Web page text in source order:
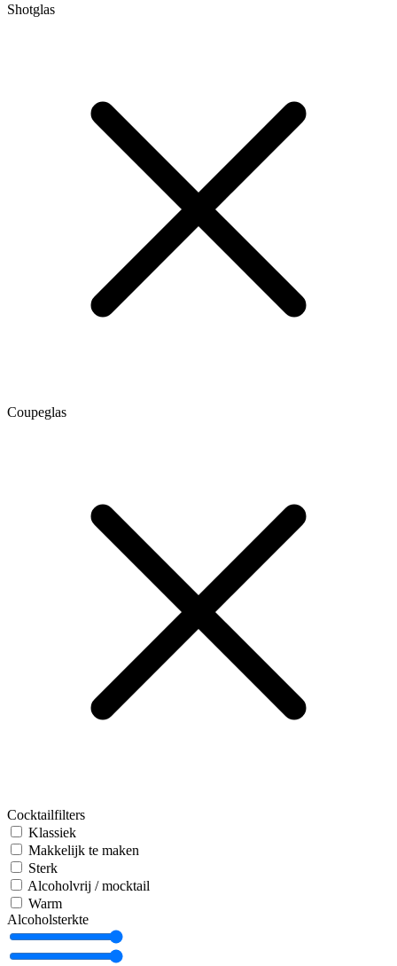
Shotglas
Coupeglas
Cocktailfilters
Klassiek
Makkelijk te maken
Sterk
Alcoholvrij / mocktail
Warm
Alcoholsterkte